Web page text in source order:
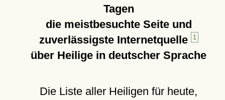
Tagen
die meistbesuchte Seite und
zuverlässigste Internetquelle
1
über Heilige in deutscher Sprache
Die Liste aller Heiligen für heute,